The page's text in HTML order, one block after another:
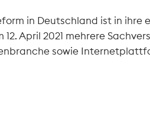
in Deutschland ist in ihre
April 2021 mehrere
sowie